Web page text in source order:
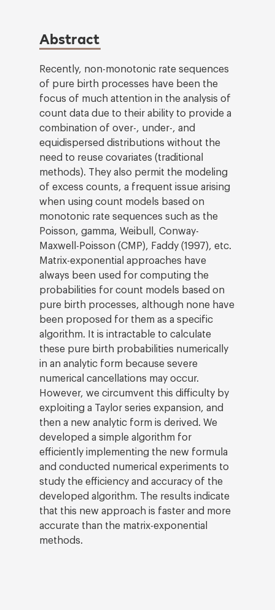
Abstract
Recently, non-monotonic rate sequences
of pure birth processes have been the
focus of much attention in the analysis of
count data due to their ability to provide a
combination of over-, under-, and
equidispersed distributions without the
need to reuse covariates (traditional
methods). They also permit the modeling
of excess counts, a frequent issue arising
when using count models based on
monotonic rate sequences such as the
Poisson, gamma, Weibull, Conway-
Maxwell-Poisson (CMP), Faddy (1997), etc.
Matrix-exponential approaches have
always been used for computing the
probabilities for count models based on
pure birth processes, although none have
been proposed for them as a specific
algorithm. It is intractable to calculate
these pure birth probabilities numerically
in an analytic form because severe
numerical cancellations may occur.
However, we circumvent this difficulty by
exploiting a Taylor series expansion, and
then a new analytic form is derived. We
developed a simple algorithm for
efficiently implementing the new formula
and conducted numerical experiments to
study the efficiency and accuracy of the
developed algorithm. The results indicate
that this new approach is faster and more
accurate than the matrix-exponential
methods.